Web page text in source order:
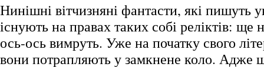
Нинішні вітчизняні фантасти, які пишуть
існують на правах таких собі реліктів: ще
ось-ось вимруть. Уже на початку свого
вони потрапляють у замкнене коло. Адже